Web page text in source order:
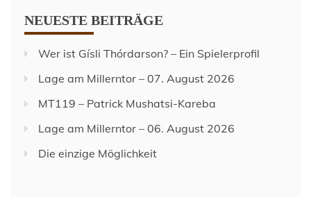
NEUESTE BEITRÄGE
Wer ist Gísli Thórdarson? – Ein Spielerprofil
Lage am Millerntor – 07. August 2026
MT119 – Patrick Mushatsi-Kareba
Lage am Millerntor – 06. August 2026
Die einzige Möglichkeit